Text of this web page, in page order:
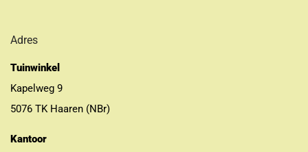
Adres
Tuinwinkel
Kapelweg 9
5076 TK Haaren (NBr)
Kantoor